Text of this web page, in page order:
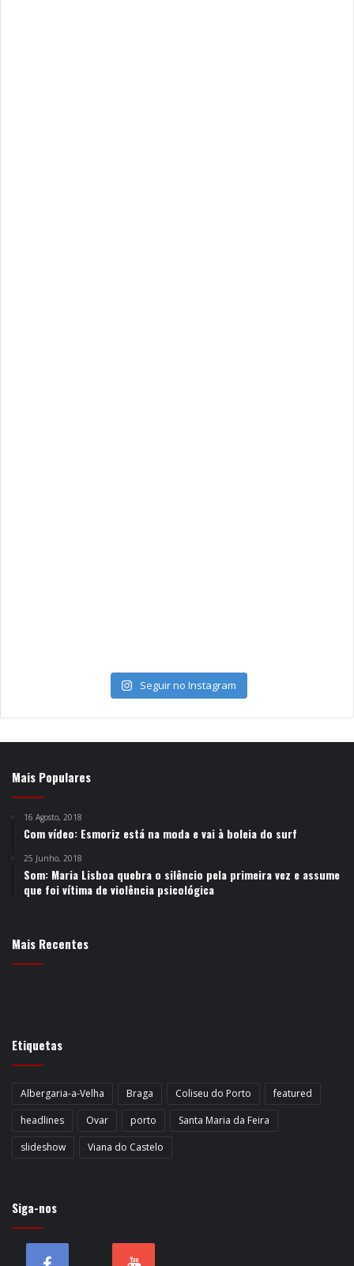
Seguir no Instagram
Mais Populares
16 Agosto, 2018
Com vídeo: Esmoriz está na moda e vai à boleia do surf
25 Junho, 2018
Som: Maria Lisboa quebra o silêncio pela primeira vez e assume
que foi vítima de violência psicológica
Mais Recentes
Etiquetas
Albergaria-a-Velha Braga Coliseu do Porto
featured
headlines
Ovar porto
Santa Maria da Feira
slideshow
Viana do Castelo
Siga-nos